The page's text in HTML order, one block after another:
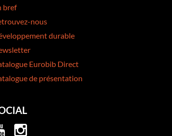
bref
nous
durable
Eurobib Direct
de présentation